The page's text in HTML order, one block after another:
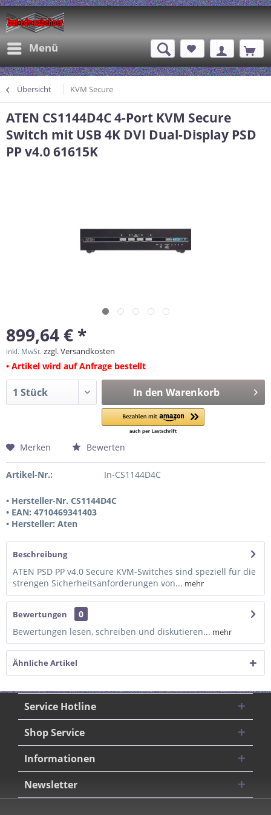
Menü
Übersicht KVM Secure
ATEN CS1144D4C 4-Port KVM Secure
Switch mit USB 4K DVI Dual-Display PSD
PP v4.0 61615K
899,64 € *
inkl. MwSt.zzgl. Versandkosten
• Artikel wird auf Anfrage bestellt
In den Warenkorb
Merken Bewerten
Artikel-Nr.: In-CS1144D4C
• Hersteller-Nr. CS1144D4C
• EAN: 4710469341403
• Hersteller: Aten
Beschreibung
ATEN PSD PP v4.0 Secure KVM-Switches sind speziell für die
strengen Sicherheitsanforderungen von... mehr
Bewertungen
0
Bewertungen lesen, schreiben und diskutieren... mehr
Ähnliche Artikel
Service Hotline
Shop Service
Informationen
Newsletter